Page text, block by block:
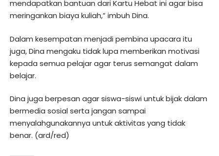
mendapatkan bantuan dari Kartu Hebat ini agar bisa
meringankan biaya kuliah,” imbuh Dina.
Dalam kesempatan menjadi pembina upacara itu
juga, Dina mengaku tidak lupa memberikan motivasi
kepada semua pelajar agar terus semangat dalam
belajar.
Dina juga berpesan agar siswa-siswi untuk bijak dalam
bermedia sosial serta jangan sampai
menyalahgunakannya untuk aktivitas yang tidak
benar. (ard/red)